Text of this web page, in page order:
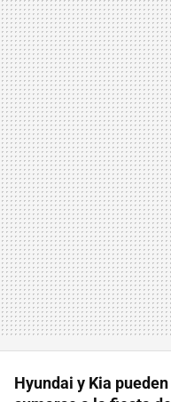
Hyundai y Kia pueden